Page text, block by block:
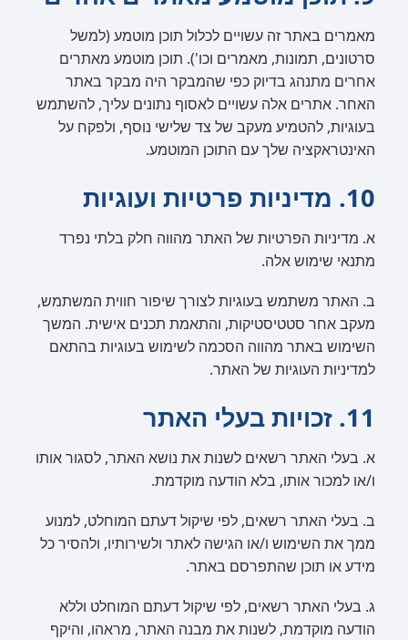
מאמרים באתר זה עשויים לכלול תוכן מוטמע (למשל
סרטונים, תמונות, מאמרים וכו'). תוכן מוטמע מאתרים
אחרים מתנהג בדיוק כפי שהמבקר היה מבקר באתר
האחר. אתרים אלה עשויים לאסוף נתונים עליך, להשתמש
בעוגיות, להטמיע מעקב של צד שלישי נוסף, ולפקח על
האינטראקציה שלך עם התוכן המוטמע.
10. מדיניות פרטיות ועוגיות
א. מדיניות הפרטיות של האתר מהווה חלק בלתי נפרד
מתנאי שימוש אלה.
ב. האתר משתמש בעוגיות לצורך שיפור חווית המשתמש,
מעקב אחר סטטיסטיקות, והתאמת תכנים אישית. המשך
השימוש באתר מהווה הסכמה לשימוש בעוגיות בהתאם
למדיניות העוגיות של האתר.
11. זכויות בעלי האתר
א. בעלי האתר רשאים לשנות את נושא האתר, לסגור אותו
ו/או למכור אותו, בלא הודעה מוקדמת.
ב. בעלי האתר רשאים, לפי שיקול דעתם המוחלט, למנוע
ממך את השימוש ו/או הגישה לאתר ולשירותיו, ולהסיר כל
מידע או תוכן שהתפרסם באתר.
ג. בעלי האתר רשאים, לפי שיקול דעתם המוחלט וללא
הודעה מוקדמת, לשנות את מבנה האתר, מראהו, והיקף